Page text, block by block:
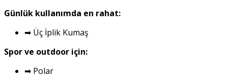
Günlük kullanımda en rahat:
➡ Üç İplik Kumaş
Spor ve outdoor için:
➡ Polar